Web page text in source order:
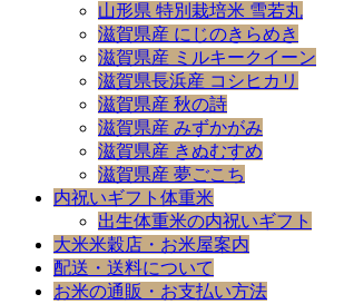
山形県 特別栽培米 雪若丸
滋賀県産 にじのきらめき
滋賀県産 ミルキークイーン
滋賀県長浜産 コシヒカリ
滋賀県産 秋の詩
滋賀県産 みずかがみ
滋賀県産 きぬむすめ
滋賀県産 夢ごこち
内祝いギフト体重米
出生体重米の内祝いギフト
大米米穀店・お米屋案内
配送・送料について
お米の通販・お支払い方法